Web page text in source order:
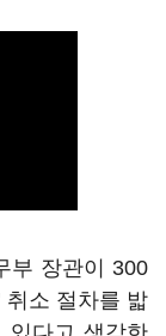
부 장관이 300
소 절차를 밟